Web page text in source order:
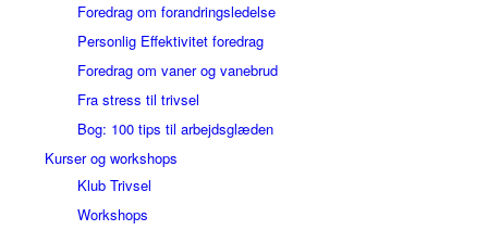
Foredrag om forandringsledelse
Personlig Effektivitet foredrag
Foredrag om vaner og vanebrud
Fra stress til trivsel
Bog: 100 tips til arbejdsglæden
Kurser og workshops
Klub Trivsel
Workshops